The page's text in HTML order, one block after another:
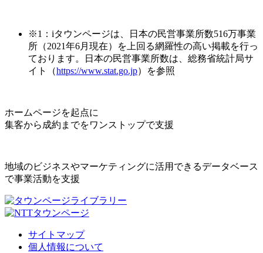
※1：iタウンページは、日本の民営事業所数516万事業
所（2021年6月現在）を上回る網羅性の高い掲載を行っ
ております。日本の民営事業所数は、総務省統計局サ
イト（https://www.stat.go.jp）を参照
ホームページを起点に
集客から成約までをワンストップで支援
地域のビジネスやマーケティングに活用できるデータベース
で事業活動を支援
サイトマップ
個人情報について